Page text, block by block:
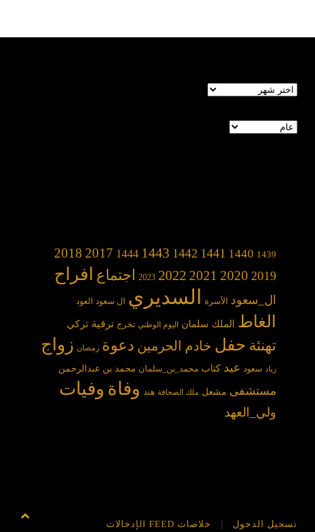
الأرشيف
تصنيفات
1439
1440
1441
1442
1443
1444
2017
2018
2019
2020
2021
2022
2023 اجتماع افراح
ال_سعود الأسرة السديري ال سعود العود
الغاط الملك سلمان اليوم الوطني تخرج ترقية تركي
تهنئة حفل خادم الحرمين دعوة رمضان زواج
زياد سعود عيد كتاب محمد_بن_سلمان محمد بن عبدالرحمن
مستشفى مشعل ملك الصحافة هند وفاة وفيات
ولي_العهد
تسجيل الدخول خلاصات FEED الإدخالات